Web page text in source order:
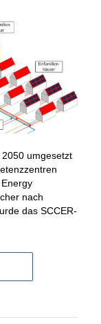
umgesetzt
nach
das SCCER-